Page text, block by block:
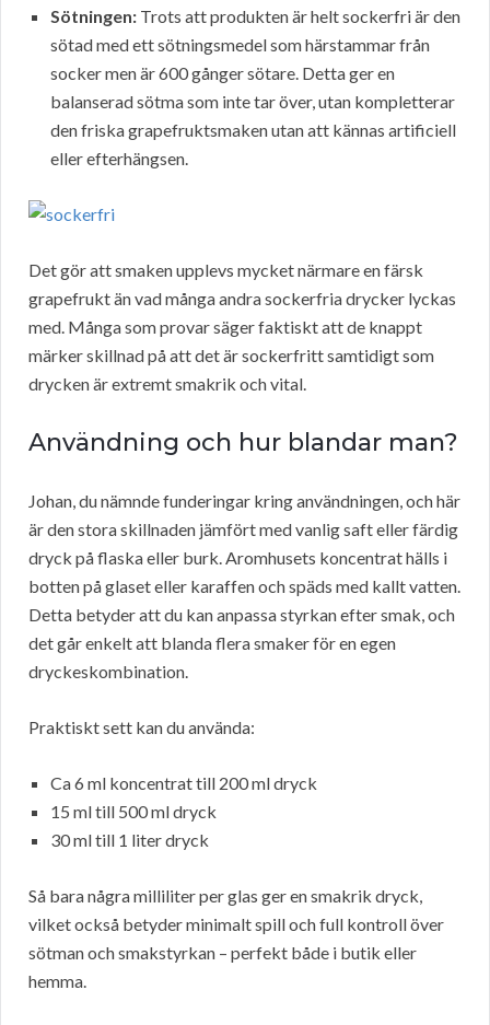
Sötningen: Trots att produkten är helt sockerfri är den
sötad med ett sötningsmedel som härstammar från
socker men är 600 gånger sötare. Detta ger en
balanserad sötma som inte tar över, utan kompletterar
den friska grapefruktsmaken utan att kännas artificiell
eller efterhängsen.
Det gör att smaken upplevs mycket närmare en färsk
grapefrukt än vad många andra sockerfria drycker lyckas
med. Många som provar säger faktiskt att de knappt
märker skillnad på att det är sockerfritt samtidigt som
drycken är extremt smakrik och vital.
Användning och hur blandar man?
Johan, du nämnde funderingar kring användningen, och här
är den stora skillnaden jämfört med vanlig saft eller färdig
dryck på flaska eller burk. Aromhusets koncentrat hälls i
botten på glaset eller karaffen och späds med kallt vatten.
Detta betyder att du kan anpassa styrkan efter smak, och
det går enkelt att blanda flera smaker för en egen
dryckeskombination.
Praktiskt sett kan du använda:
Ca 6 ml koncentrat till 200 ml dryck
15 ml till 500 ml dryck
30 ml till 1 liter dryck
Så bara några milliliter per glas ger en smakrik dryck,
vilket också betyder minimalt spill och full kontroll över
sötman och smakstyrkan – perfekt både i butik eller
hemma.